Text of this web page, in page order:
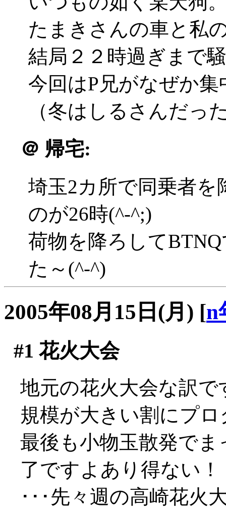
たまきさんの車と私
結局２２時過ぎまで
今回はP兄がなぜか
（冬はしるさんだっ
＠ 帰宅:
埼玉2カ所で同乗者
のが26時(^-^;)
荷物を降ろして
た～(^-^)
2005年08月15日(月) [n
#1 花火大会
地元の花火大会な訳で
規模が大きい割にプ
最後も小物玉散発で
了ですよあり得ない！
･･･先々週の高崎花火